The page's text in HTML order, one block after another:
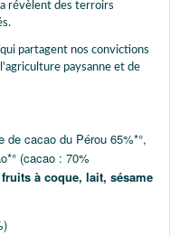
révèlent des terroirs
partagent nos convictions
paysanne et de
de cacao du Pérou 65%*°,
(cacao : 70%
fruits à coque, lait, sésame